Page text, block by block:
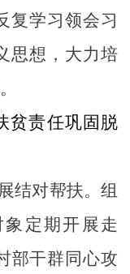
复学习领会习
思想，大力培
贫责任巩固脱
结对帮扶。 组
定期开展走
部干群同心攻